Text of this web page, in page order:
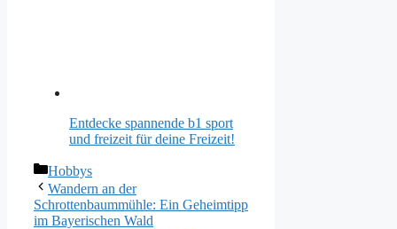
Entdecke spannende b1 sport
und freizeit für deine Freizeit!
Kategorien
Hobbys
Wandern an der
Schrottenbaummühle: Ein Geheimtipp
im Bayerischen Wald